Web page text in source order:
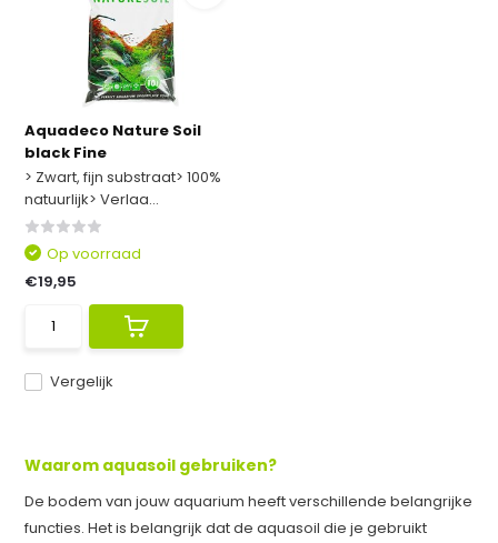
Aquadeco Nature Soil
black Fine
> Zwart, fijn substraat> 100%
natuurlijk> Verlaa...
Vergelijk
Op voorraad
€19,95
Waarom aquasoil gebruiken?
De bodem van jouw aquarium heeft verschillende belangrijke
functies. Het is belangrijk dat de aquasoil die je gebruikt